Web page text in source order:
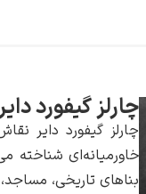
چارلز گیفورد
چارلز گیفورد دایر
خاورمیانه‌ای شناخته
بناهای تاریخی،